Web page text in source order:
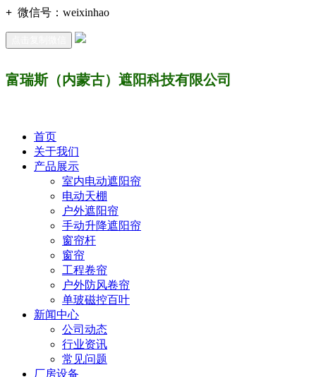
+ 微信号： weixinhao
富瑞斯（内蒙古）遮阳科技有限公司
首页
关于我们
产品展示
室内电动遮阳帘
电动天棚
户外遮阳帘
手动升降遮阳帘
窗帘杆
窗帘
工程卷帘
户外防风卷帘
单玻磁控百叶
新闻中心
公司动态
行业资讯
常见问题
厂房设备